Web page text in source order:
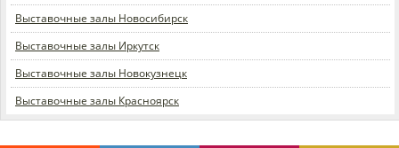
Выставочные залы Новосибирск
Выставочные залы Иркутск
Выставочные залы Новокузнецк
Выставочные залы Красноярск